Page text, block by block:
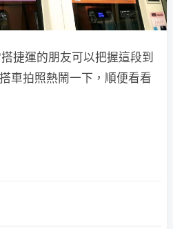
捷運的朋友可以把握這段到
車拍照熱鬧一下，順便看看